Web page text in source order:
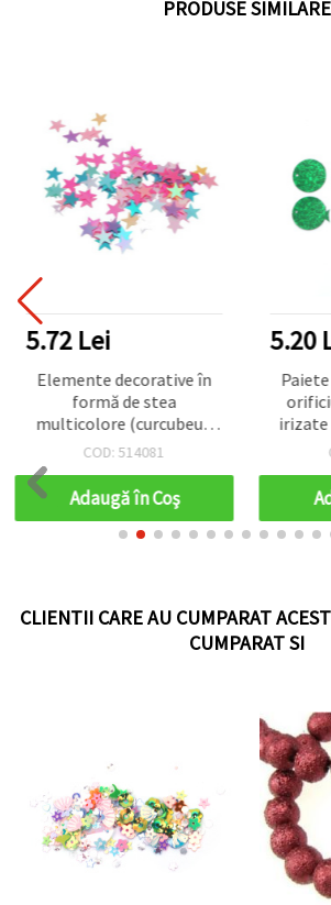
PRODUSE SIMILARE
5.72 Lei
Elemente decorative în
formă de stea
multicolore (curcubeu),
10 mm, 20 g
COD: 514081
Adaugă în Coş
5.20
irizate
&
CLIENTII CARE AU CUMPARAT
CUMPARAT SI